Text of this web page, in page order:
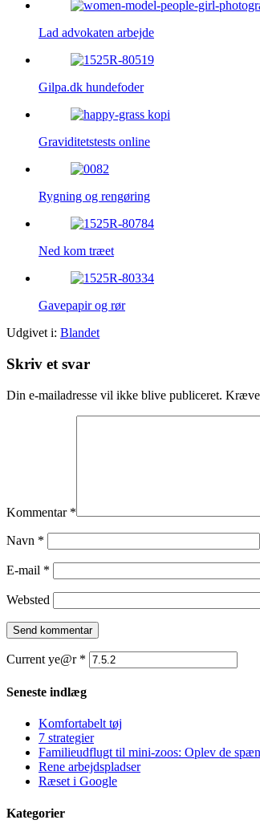
Lad advokaten arbejde
Gilpa.dk hundefoder
Graviditetstests online
Rygning og rengøring
Ned kom træet
Gavepapir og rør
Udgivet i: Blandet
Skriv et svar
Din e-mailadresse vil ikke blive publiceret.
Kommentar *
Navn *
E-mail *
Websted
Current ye@r *
Seneste indlæg
Komfortabelt tøj
7 strategier
Familieudflugt til mini-zoos: Oplev de
Rene arbejdspladser
Ræset i Google
Kategorier